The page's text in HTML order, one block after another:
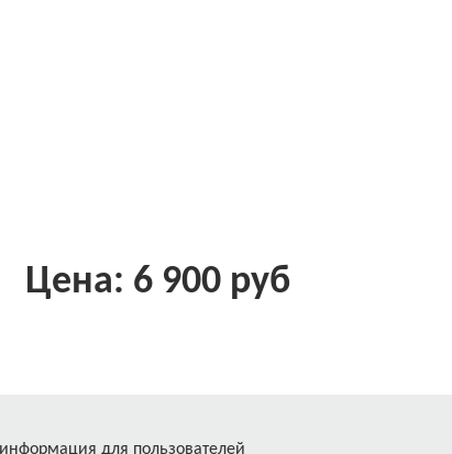
Цена: 6 900 руб
информация для пользователей